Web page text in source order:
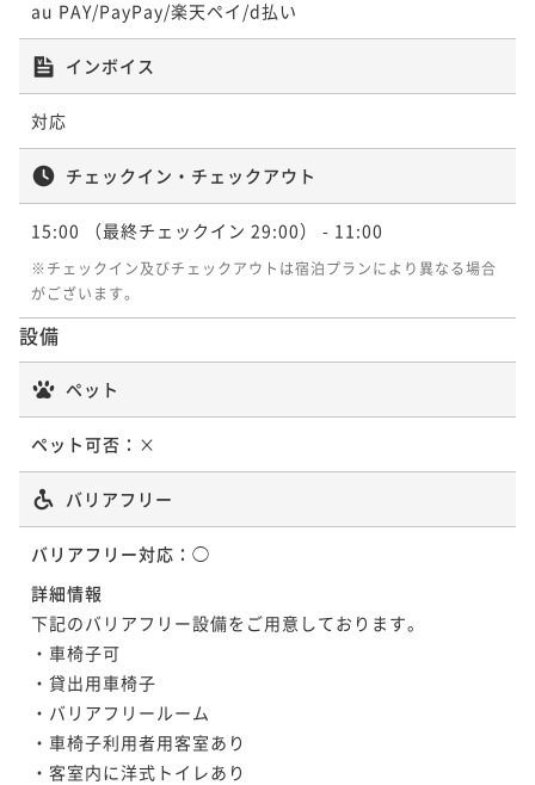
ポイントアップ
【早期割28】early bird 28＜朝食付＞
朝食付き 現地決済可 事前決済可
IN 15:00 - 29:00 OUT11:00
ポイント即利用で最大7％OFF
¥52,038~
ポイントアップ
【2連泊】2-night stay＜素泊り＞
¥ 65,066 ~
ポイントアップ
【2連泊】2-night stay＜朝食付＞
朝食付き 現地決済可
au PAY/PayPay/楽天ペイ/d払い
インボイス
対応
チェックイン・チェックアウト
15:00 （最終チェックイン 29:00） - 11:00
※チェックイン及びチェックアウトは宿泊プランにより異なる場合
がございます。
設備
ペット
ペット可否： ×
バリアフリー
バリアフリー対応： ◯
詳細情報
下記のバリアフリー設備をご用意しております。
・車椅子可
・貸出用車椅子
・バリアフリールーム
・車椅子利用者用客室あり
・客室内に洋式トイレあり